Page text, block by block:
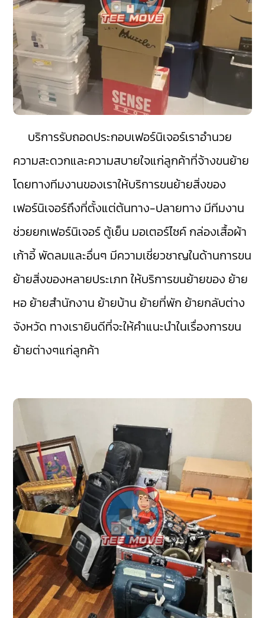
บริการรับถอดประกอบเฟอร์นิเจอร์เราอำนวย
ความสะดวกและความสบายใจแก่ลูกค้าที่จ้างขนย้าย
โดยทางทีมงานของเราให้บริการขนย้ายสิ่งของ
เฟอร์นิเจอร์ถึงที่ตั้งแต่ต้นทาง-ปลายทาง มีทีมงาน
ช่วยยกเฟอร์นิเจอร์ ตู้เย็น มอเตอร์ไซค์ กล่องเสื้อผ้า
เก้าอี้ พัดลมและอื่นๆ มีความเชี่ยวชาญในด้านการขน
ย้ายสิ่งของหลายประเภท ให้บริการขนย้ายของ ย้าย
หอ ย้ายสำนักงาน ย้ายบ้าน ย้ายที่พัก ย้ายกลับต่าง
จังหวัด ทางเรายินดีที่จะให้คำแนะนำในเรื่องการขน
ย้ายต่างๆแก่ลูกค้า